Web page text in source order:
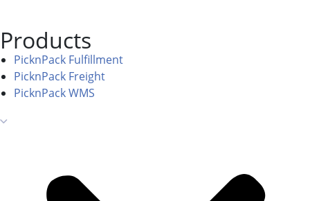
Products
PicknPack Fulfillment
PicknPack Freight
PicknPack WMS